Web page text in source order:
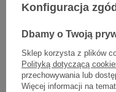
Producent:PROCTER &
Kod produktu:
Konfiguracja
Dbamy o Twoją
Sklep korzysta z plików
Polityką dotyczącą
przechowywania lub
Więcej informacji na